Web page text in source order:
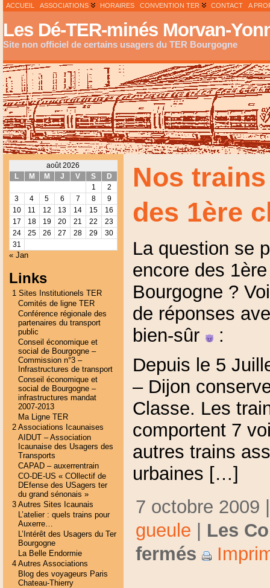
ACCUEIL ASSOCIATIONS HORAIRES CONVENTION TER CONTACT A
Les Dé-TER-minés Morvan-
Site non officiel de certains usagers du TER Bourgogne
août 2026
L
M M J V S
D
1
2
3
4 5 6 7 8
9
10
11 12 13 14 15
16
17
18 19 20 21 22
23
24
25 26 27 28 29
30
31
« Jan
Links
1 Sites Institutionels TER
Comités de ligne TER
Conférence régionale des
partenaires du transport
public
Conseil économique et
social de Bourgogne –
Commission n°3 –
Infrastructures de transport
Conseil économique et
social de Bourgogne –
infrastructures mandat
2007-2013
Ma Ligne TER
2 Associations Icaunaises
AIDUT – Association
Icaunaise des Usagers des
Transports
CAPAD – auxerrentrain
CO-DE-US « COllectif de
DEfense des USagers ter
du grand sénonais »
3 Autres Sites Icaunais
L’atelier : quels trains pour
Auxerre…
L’Intérêt des Usagers du Ter
Bourgogne
La Belle Endormie
4 Autres Associations
Blog des voyageurs Paris
Chateau-Thierry
Nos
des 1ère
La question se
encore des
Bourgogne ?
de réponses
bien-sûr
:
Depuis le 5
– Dijon
Classe. Les
comportent 7
autres trains
urbaines […]
7 octobre 2009
gueule
Les
fermés